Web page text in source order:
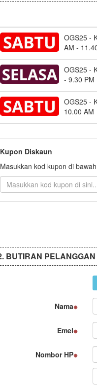
OGS25 -
AM -
OGS25 -
- 9.30 PM
OGS25 -
10.00 AM
Kupon Diskaun
Masukkan kod kupon di
BUTIRAN PELANGGAN
Nama
Emel
Nombor HP